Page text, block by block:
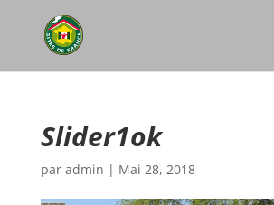
Slider1ok
par admin | Mai 28, 2018